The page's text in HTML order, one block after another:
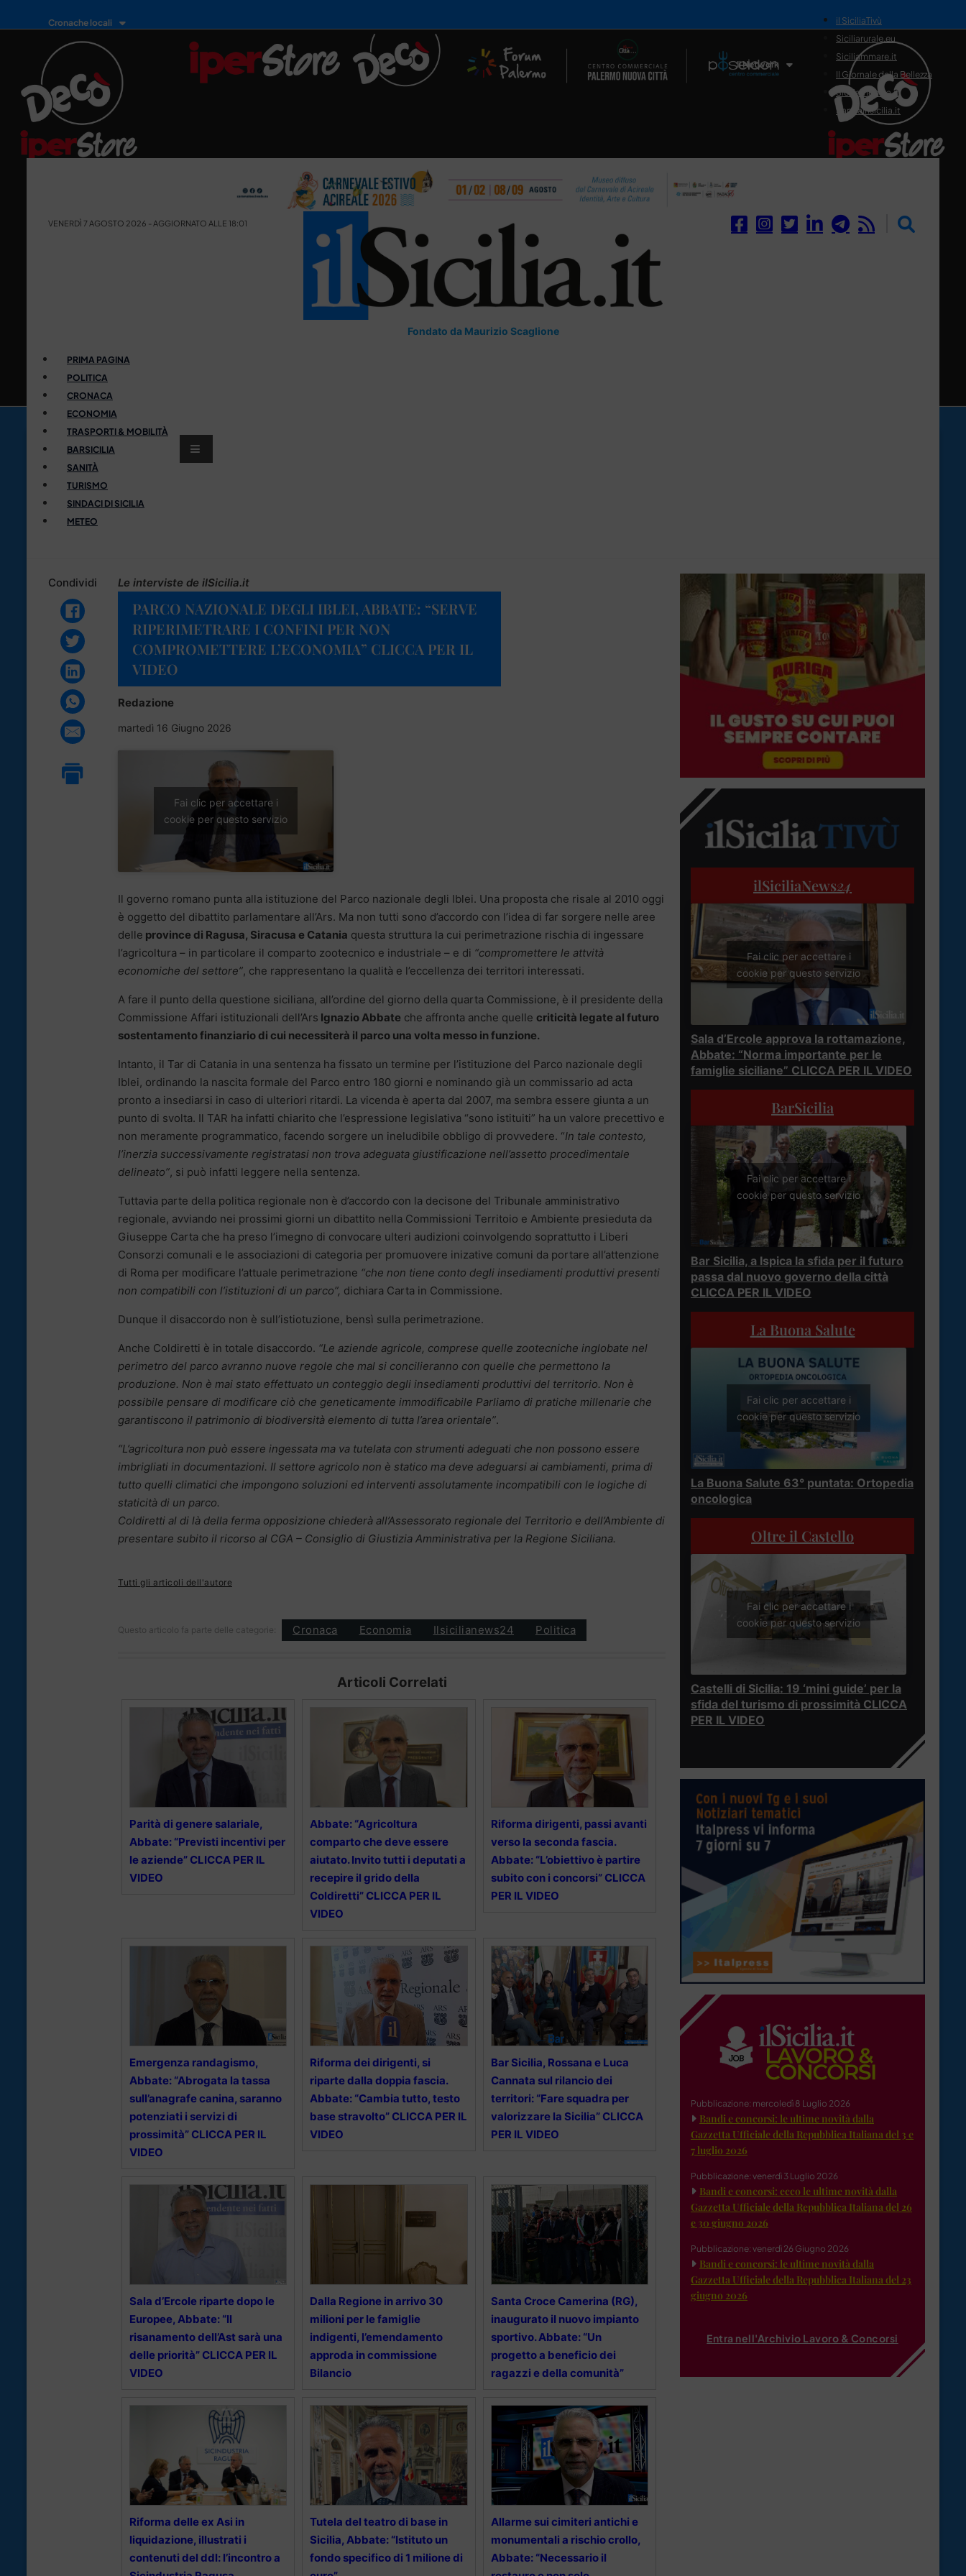
Cronache locali
Il Network
il SiciliaTivù
Siciliarurale.eu
Siciliammare.it
Il Giornale della Bellezza
Siciliamedica.it
Sanitainsicilia.it
VENERDÌ 7 AGOSTO 2026 - AGGIORNATO ALLE 18:01
Fondato da Maurizio Scaglione
PRIMA PAGINA
POLITICA
CRONACA
ECONOMIA
TRASPORTI & MOBILITÀ
BARSICILIA
SANITÀ
TURISMO
SINDACI DI SICILIA
METEO
Condividi Le interviste de ilSicilia.it
PARCO NAZIONALE DEGLI IBLEI, ABBATE: “SERVE
RIPERIMETRARE I CONFINI PER NON
COMPROMETTERE L’ECONOMIA” CLICCA PER IL
VIDEO
Redazione
martedì 16 Giugno 2026
Fai clic per accettare i
cookie per questo servizio
Il governo romano punta alla istituzione del Parco nazionale degli Iblei. Una proposta che risale al 2010 oggi
è oggetto del dibattito parlamentare all’Ars. Ma non tutti sono d’accordo con l’idea di far sorgere nelle aree
delle province di Ragusa, Siracusa e Catania questa struttura la cui perimetrazione rischia di ingessare
l’agricoltura – in particolare il comparto zootecnico e industriale – e di “compromettere le attvità
economiche del settore”, che rappresentano la qualità e l’eccellenza dei territori interessati.
A fare il punto della questione siciliana, all’ordine del giorno della quarta Commissione, è il presidente della
Commissione Affari istituzionali dell’Ars Ignazio Abbate che affronta anche quelle criticità legate al futuro
sostentamento finanziario di cui necessiterà il parco una volta messo in funzione.
Intanto, il Tar di Catania in una sentenza ha fissato un termine per l’istituzione del Parco nazionale degli
Iblei, ordinando la nascita formale del Parco entro 180 giorni e nominando già un commissario ad acta
pronto a insediarsi in caso di ulteriori ritardi. La vicenda è aperta dal 2007, ma sembra essere giunta a un
punto di svolta. Il TAR ha infatti chiarito che l’espressione legislativa “sono istituiti” ha un valore precettivo e
non meramente programmatico, facendo sorgere un ineludibile obbligo di provvedere. “In tale contesto,
l’inerzia successivamente registratasi non trova adeguata giustificazione nell’assetto procedimentale
delineato”, si può infatti leggere nella sentenza.
Tuttavia parte della politica regionale non è d’accordo con la decisone del Tribunale amministrativo
regionale, avviando nei prossimi giorni un dibattito nella Commissioni Territoio e Ambiente presieduta da
Giuseppe Carta che ha preso l’imegno di convocare ulteri audizioni coinvolgendo soprattutto i Liberi
Consorzi comunali e le associazioni di categoria per promuovere inizative comuni da portare all’attenzione
di Roma per modificare l’attuale perimetrazione “che non tiene conto degli insediamenti produttivi presenti
non compatibili con l’istituzioni di un parco”, dichiara Carta in Commissione.
Dunque il disaccordo non è sull’istiotuzione, bensì sulla perimetrazione.
Anche Coldiretti è in totale disaccordo. “Le aziende agricole, comprese quelle zootecniche inglobate nel
perimetro del parco avranno nuove regole che mal si concilieranno con quelle che permettono la
produzione. Non è mai stato effettuato un conteggio degli insediamenti produttivi del territorio. Non è
possibile pensare di modificare ciò che geneticamente immodificabile Parliamo di pratiche millenarie che
garantiscono il patrimonio di biodiversità elemento di tutta l’area orientale”.
“L’agricoltura non può essere ingessata ma va tutelata con strumenti adeguati che non possono essere
imbrigliati in documentazioni. Il settore agricolo non è statico ma deve adeguarsi ai cambiamenti, prima di
tutto quelli climatici che impongono soluzioni ed interventi assolutamente incompatibili con le logiche di
staticità di un parco.
Coldiretti al di là della ferma opposizione chiederà all’Assessorato regionale del Territorio e dell’Ambiente di
presentare subito il ricorso al CGA – Consiglio di Giustizia Amministrativa per la Regione Siciliana.
Tutti gli articoli dell'autore
Questo articolo fa parte delle categorie: Cronaca Economia Ilsicilianews24 Politica
Articoli Correlati
Parità di genere salariale,
Abbate: “Previsti incentivi per
le aziende” CLICCA PER IL
VIDEO
Abbate: “Agricoltura
comparto che deve essere
aiutato. Invito tutti i deputati a
recepire il grido della
Coldiretti” CLICCA PER IL
VIDEO
Riforma dirigenti, passi avanti
verso la seconda fascia.
Abbate: “L’obiettivo è partire
subito con i concorsi” CLICCA
PER IL VIDEO
Emergenza randagismo,
Abbate: “Abrogata la tassa
sull’anagrafe canina, saranno
potenziati i servizi di
prossimità” CLICCA PER IL
VIDEO
Riforma dei dirigenti, si
riparte dalla doppia fascia.
Abbate: “Cambia tutto, testo
base stravolto” CLICCA PER IL
VIDEO
Bar Sicilia, Rossana e Luca
Cannata sul rilancio dei
territori: “Fare squadra per
valorizzare la Sicilia” CLICCA
PER IL VIDEO
Sala d’Ercole riparte dopo le
Europee, Abbate: “Il
risanamento dell’Ast sarà una
delle priorità” CLICCA PER IL
VIDEO
Dalla Regione in arrivo 30
milioni per le famiglie
indigenti, l’emendamento
approda in commissione
Bilancio
Santa Croce Camerina (RG),
inaugurato il nuovo impianto
sportivo. Abbate: “Un
progetto a beneficio dei
ragazzi e della comunità”
Riforma delle ex Asi in
liquidazione, illustrati i
contenuti del ddl: l’incontro a
Tutela del teatro di base in
Sicilia, Abbate: “Istituto un
fondo specifico di 1 milione di
Allarme sui cimiteri antichi e
monumentali a rischio crollo,
Abbate: “Necessario il
ilSiciliaNews24
Fai clic per accettare i
cookie per questo servizio
Sala d’Ercole approva la rottamazione,
Abbate: “Norma importante per le
famiglie siciliane” CLICCA PER IL VIDEO
BarSicilia
Fai clic per accettare i
cookie per questo servizio
Bar Sicilia, a Ispica la sfida per il futuro
passa dal nuovo governo della città
CLICCA PER IL VIDEO
La Buona Salute
Fai clic per accettare i
cookie per questo servizio
La Buona Salute 63° puntata: Ortopedia
oncologica
Oltre il Castello
Fai clic per accettare i
cookie per questo servizio
Castelli di Sicilia: 19 ‘mini guide’ per la
sfida del turismo di prossimità CLICCA
PER IL VIDEO
Pubblicazione: mercoledì 8 Luglio 2026
Bandi e concorsi: le ultime novità dalla
Gazzetta Ufficiale della Repubblica Italiana del 3 e
7 luglio 2026
Pubblicazione: venerdì 3 Luglio 2026
Bandi e concorsi: ecco le ultime novità dalla
Gazzetta Ufficiale della Repubblica Italiana del 26
e 30 giugno 2026
Pubblicazione: venerdì 26 Giugno 2026
Bandi e concorsi: le ultime novità dalla
Gazzetta Ufficiale della Repubblica Italiana del 23
giugno 2026
Entra nell'Archivio Lavoro & Concorsi